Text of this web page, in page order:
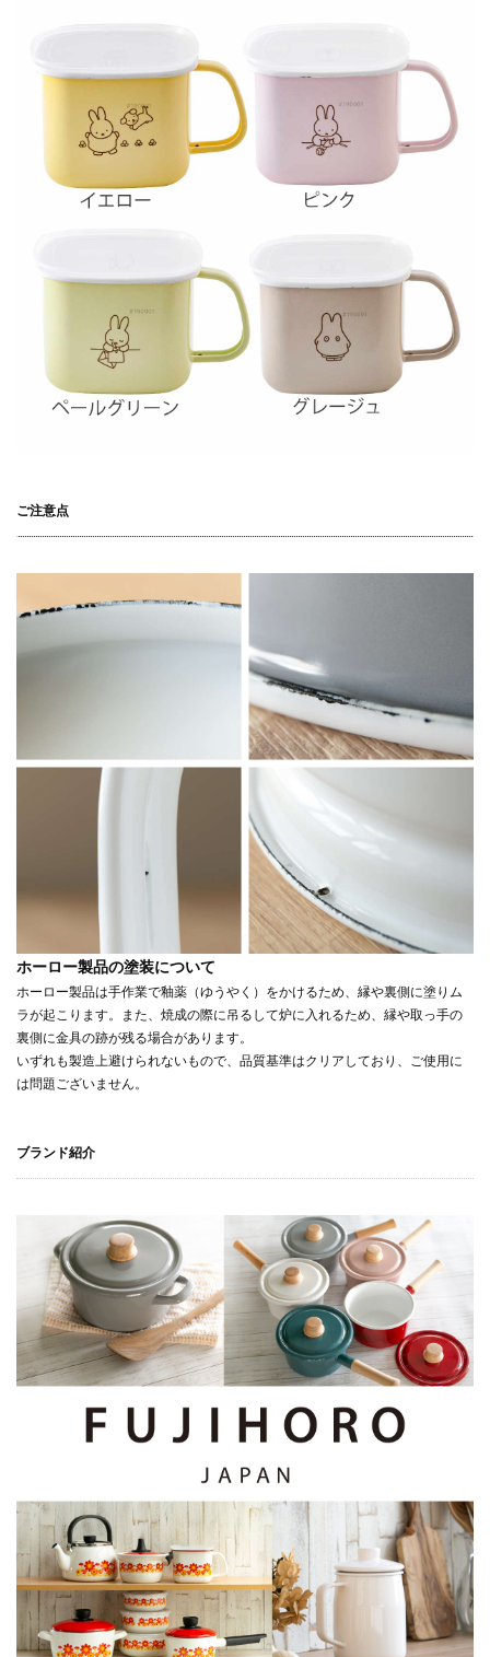
ご注意点
ホーロー製品の塗装について
ホーロー製品は手作業で釉薬（ゆうやく）をかけるため、縁や裏側に塗りム
ラが起こります。また、焼成の際に吊るして炉に入れるため、縁や取っ手の
裏側に金具の跡が残る場合があります。
いずれも製造上避けられないもので、品質基準はクリアしており、ご使用に
は問題ございません。
ブランド紹介